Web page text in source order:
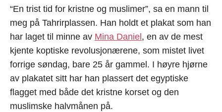
“En trist tid for kristne og muslimer”, sa en mann til
meg på Tahrirplassen. Han holdt et plakat som han
har laget til minne av Mina Daniel , en av de mest
kjente koptiske revolusjonærene, som mistet livet
forrige søndag, bare 25 år gammel. I høyre hjørne
av plakatet sitt har han plassert det egyptiske
flagget med både det kristne korset og den
muslimske halvmånen på.